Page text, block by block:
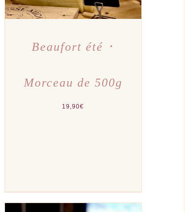
Beaufort été ･
Morceau de 500g
19,90€